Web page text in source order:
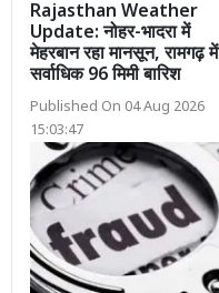
Rajasthan Weather
Update: नोहर-भादरा में
मेहरबान रहा मानसून, रामगढ़ में
सर्वाधिक 96 मिमी बारिश
Published On 04 Aug 2026
15:03:47